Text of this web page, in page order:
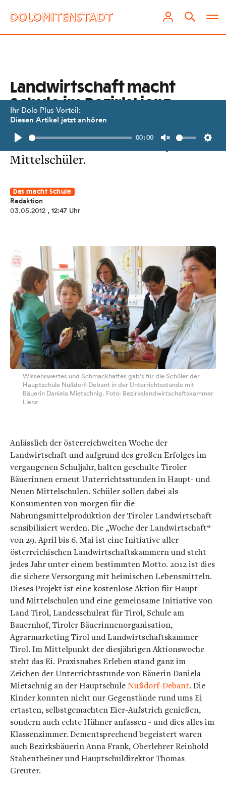
Ihr Dolo Plus Vorteil:
Diesen Artikel jetzt anhören
Play
00:00
Unmute
Landwirtschaft macht
Schule im Bezirk Lienz
Tiroler Bäuerinnen gestalten
Unterrichtsstunden für Haupt- und
Mittelschüler.
Das macht Schule
Redaktion
03.05.2012 , 12:47 Uhr
Wissenswertes und Schmackhaftes gab's für die Schüler der
Hauptschule Nußdorf-Debant in der Unterrichtsstunde mit
Bäuerin Daniela Mietschnig. Foto: Bezirkslandwirtschaftskammer
Lienz
Anlässlich der österreichweiten Woche der
Landwirtschaft und aufgrund des großen Erfolges im
vergangenen Schuljahr, halten geschulte Tiroler
Bäuerinnen erneut Unterrichtsstunden in Haupt- und
Neuen Mittelschulen. Schüler sollen dabei als
Konsumenten von morgen für die
Nahrungsmittelproduktion der Tiroler Landwirtschaft
sensibilisiert werden. Die „Woche der Landwirtschaft“
von 29. April bis 6. Mai ist eine Initiative aller
österreichischen Landwirtschaftskammern und steht
jedes Jahr unter einem bestimmten Motto. 2012 ist dies
die sichere Versorgung mit heimischen Lebensmitteln.
Dieses Projekt ist eine kostenlose Aktion für Haupt-
und Mittelschulen und eine gemeinsame Initiative von
Land Tirol, Landesschulrat für Tirol, Schule am
Bauernhof, Tiroler Bäuerinnenorganisation,
Agrarmarketing Tirol und Landwirtschaftskammer
Tirol. Im Mittelpunkt der diesjährigen Aktionswoche
steht das Ei. Praxisnahes Erleben stand ganz im
Zeichen der Unterrichtsstunde von Bäuerin Daniela
Mietschnig an der HauptschuleNußdorf-Debant. Die
Kinder konnten nicht nur Gegenstände rund ums Ei
ertasten, selbstgemachten Eier-Aufstrich genießen,
sondern auch echte Hühner anfassen - und dies alles im
Klassenzimmer. Dementsprechend begeistert waren
auch Bezirksbäuerin Anna Frank, Oberlehrer Reinhold
Stabentheiner und Hauptschuldirektor Thomas
Greuter.